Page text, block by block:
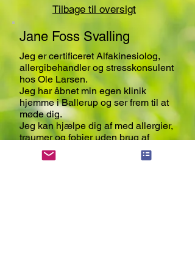
Tilbage til oversigt
Jane Foss Svalling
Jeg er certificeret Alfakinesiolog,
allergibehandler og stresskonsulent
hos Ole Larsen.
Jeg har åbnet min egen klinik
hjemme i Ballerup og ser frem til at
møde dig.
Jeg kan hjælpe dig af med allergier,
traumer og fobier uden brug af
medicin.